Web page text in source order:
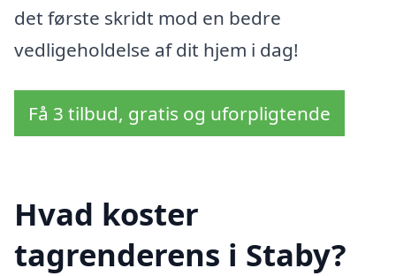
det første skridt mod en bedre
vedligeholdelse af dit hjem i dag!
Få 3 tilbud, gratis og uforpligtende
Hvad koster
tagrenderens i Staby?